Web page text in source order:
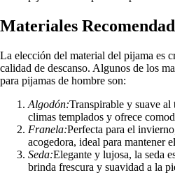
Materiales
La elección del material del pijama es
calidad de descanso. Algunos de los
para pijamas de hombre son:
Algodón:Transpirable y suave al
climas templados y ofrece
Franela:Perfecta para el
acogedora, ideal para mantener
Seda:Elegante y lujosa, la seda
brinda frescura y suavidad a la